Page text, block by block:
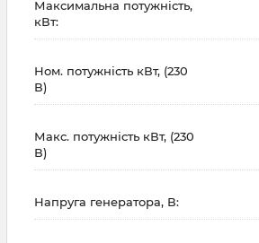
Максимальна потужність,
кВт:
Ном. потужність кВт, (230
В)
Макс. потужність кВт, (230
В)
Напруга генератора, В: